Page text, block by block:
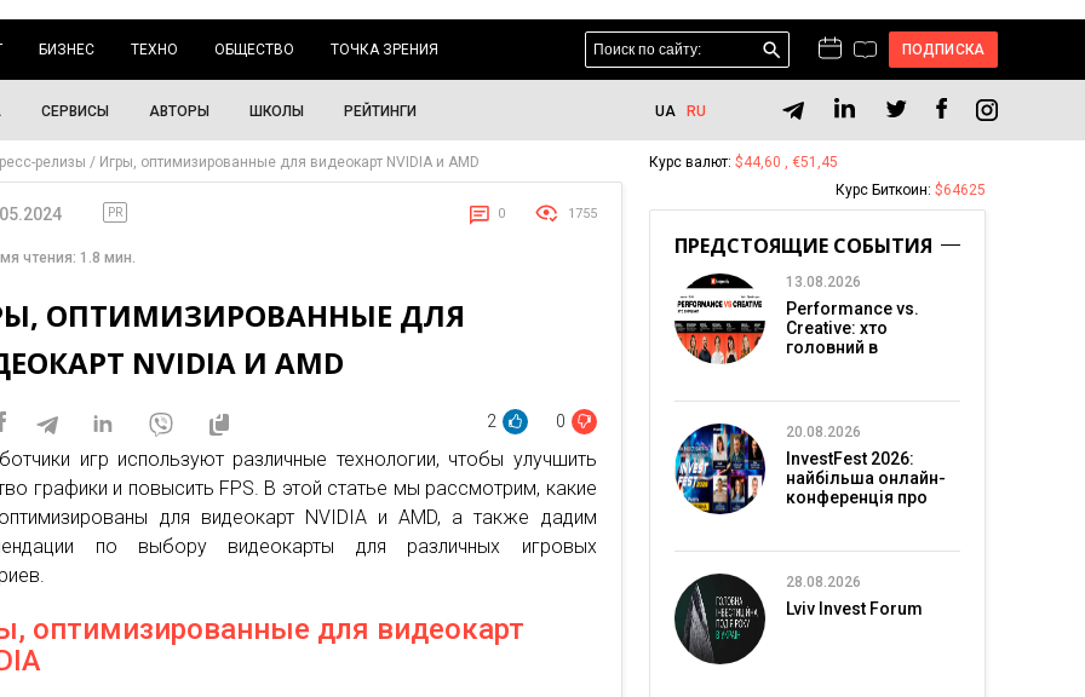
БИЗНЕС ТЕХНО ОБЩЕСТВО ТОЧКА ЗРЕНИЯ ПОДПИСКА
СЕРВИСЫ АВТОРЫ ШКОЛЫ РЕЙТИНГИ UA RU
релизы Игры, оптимизированные для видеокарт NVIDIA и AMD
PR 0 1755
чтения: 1.8 мин.
ОПТИМИЗИРОВАННЫЕ ДЛЯ
NVIDIA И AMD
2 0
игр используют различные технологии, чтобы улучшить
графики и повысить FPS. В этой статье мы рассмотрим, какие
для видеокарт NVIDIA и AMD, а также дадим
по выбору видеокарты для различных игровых
оптимизированные для видеокарт
Курс валют: $44,60 , €51,45
Курс Биткоин: $64625
ПРЕДСТОЯЩИЕ СОБЫТИЯ
13.08.2026
Performance vs.
Creative: хто
головний в
20.08.2026
InvestFest 2026:
найбільша онлайн-
конференція про
28.08.2026
Lviv Invest Forum